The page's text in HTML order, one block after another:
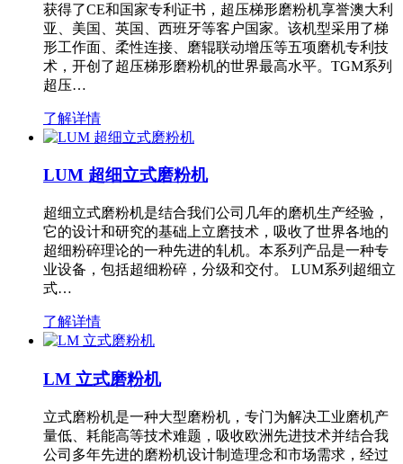
获得了CE和国家专利证书，超压梯形磨粉机享誉澳大利
亚、美国、英国、西班牙等客户国家。该机型采用了梯
形工作面、柔性连接、磨辊联动增压等五项磨机专利技
术，开创了超压梯形磨粉机的世界最高水平。TGM系列
超压…
了解详情
LUM 超细立式磨粉机
超细立式磨粉机是结合我们公司几年的磨机生产经验，
它的设计和研究的基础上立磨技术，吸收了世界各地的
超细粉碎理论的一种先进的轧机。本系列产品是一种专
业设备，包括超细粉碎，分级和交付。 LUM系列超细立
式…
了解详情
LM 立式磨粉机
立式磨粉机是一种大型磨粉机，专门为解决工业磨机产
量低、耗能高等技术难题，吸收欧洲先进技术并结合我
公司多年先进的磨粉机设计制造理念和市场需求，经过